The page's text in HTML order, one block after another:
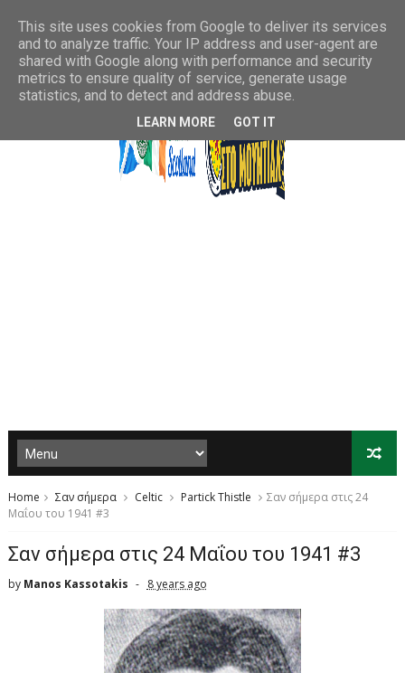
Home Σαν σήμερα Celtic Partick Thistle
Σαν σήμερα στις 24
Μαΐου του 1941 #3
Σαν σήμερα στις 24 Μαΐου του 1941 #3
by Manos Kassotakis 8 years ago
This site uses cookies from Google to deliver its services
and to analyze traffic. Your IP address and user-agent are
shared with Google along with performance and security
metrics to ensure quality of service, generate usage
statistics, and to detect and address abuse.
LEARN MORE GOT IT